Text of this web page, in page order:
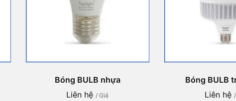
Bóng BULB nhựa
Liên hệ/ Giá
Bóng BULB
Liên hệ